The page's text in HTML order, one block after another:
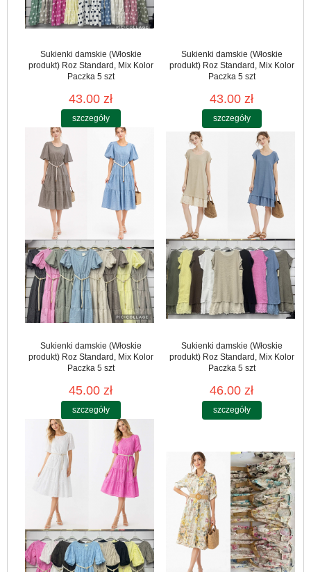
Sukienki damskie (Włoskie
produkt) Roz Standard, Mix Kolor
Paczka 5 szt
43.00 zł
szczegóły
Sukienki damskie (Włoskie
produkt) Roz Standard, Mix Kolor
Paczka 5 szt
43.00 zł
szczegóły
Sukienki damskie (Włoskie
produkt) Roz Standard, Mix Kolor
Paczka 5 szt
45.00 zł
szczegóły
Sukienki damskie (Włoskie
produkt) Roz Standard, Mix Kolor
Paczka 5 szt
46.00 zł
szczegóły